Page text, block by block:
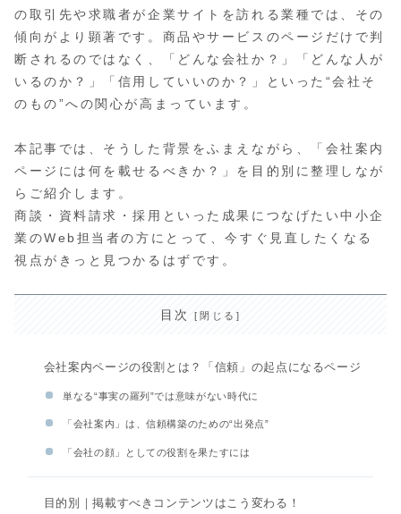
の取引先や求職者が企業サイトを訪れる業種では、その
傾向がより顕著です。商品やサービスのページだけで判
断されるのではなく、「どんな会社か？」「どんな人が
いるのか？」「信用していいのか？」といった“会社そ
のもの”への関心が高まっています。
本記事では、そうした背景をふまえながら、「会社案内
ページには何を載せるべきか？」を目的別に整理しなが
らご紹介します。
商談・資料請求・採用といった成果につなげたい中小企
業のWeb担当者の方にとって、今すぐ見直したくなる
視点がきっと見つかるはずです。
目次
会社案内ページの役割とは？「信頼」の起点になるページ
単なる“事実の羅列”では意味がない時代に
「会社案内」は、信頼構築のための“出発点”
「会社の顔」としての役割を果たすには
目的別｜掲載すべきコンテンツはこう変わる！